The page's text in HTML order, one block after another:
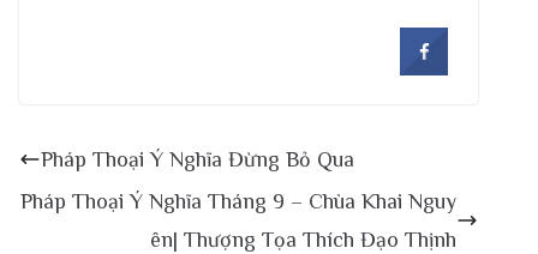
Pháp Thoại Ý Nghĩa Đừng Bỏ Qua
Pháp Thoại Ý Nghĩa Tháng 9 – Chùa Khai Nguy
ên| Thượng Tọa Thích Đạo Thịnh